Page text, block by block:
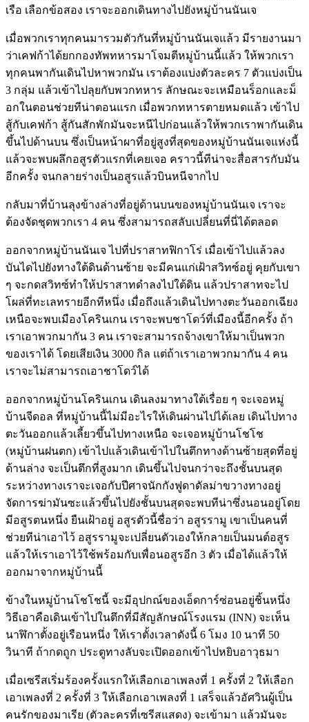
เรือ เลือกข้อสอง เราจะออกเดินทางไปยังหมู่บ้านนันเจ
เมื่อพวกเราทุกคนมารวมตัวกันที่หมู่บ้านนันเจแล้ว มีรายงานมา
ว่าเคฟก้าได้ยกกองทัพทหารมาโจมตีหมู่บ้านนี้แล้ว ให้พวกเรา
ทุกคนพากันเดินไปหาพวกมัน เราต้องแบ่งตัวละคร 7 ตัวแบ่งเป็น
3 กลุ่ม แล้วเข้าไปลุยกับพวกทหาร ลักษณะจะเหมือนร็อกและม็
อกในตอนช่วยทีน่าตอนแรก เมื่อพวกทหารตายหมดแล้ว เข้าไป
สู้กับเคฟก้า สู้กันสักพักมันจะหนีไปก่อนแล้วให้พวกเราพากันเดิน
ขึ้นไปด้านบน ซึ่งเป็นหน้าผาที่อยู่สูงที่สุดของหมู่บ้านนันเจแห่งนี้
แล้วจะพบผลึกอสูรตัวแรกที่เคยเจอ คราวนี้ทีน่าจะสื่อสารกับมัน
อีกครั้ง จนกลายร่างเป็นอสูรแล้วบินหนีจากไป
กลับมาที่บ้านลุงข้างล่างที่อยู่ด้านบนของหมู่บ้านนันเจ เราจะ
ต้องจัดชุดพวกเรา 4 คน ซึ่งสามารถสลับเปลี่ยนที่นี่ได้ตลอด
ออกจากหมู่บ้านนันเจ ไปที่ปราสาทฟิกาโร่ เมื่อเข้าไปแล้วลง
บันไดไปยังทางใต้ดินด้านซ้าย จะมีคนแก่เฝ้าสวิทซ์อยู่ คุยกับเขา
ๆ จะกดสวิทซ์ทำให้ปราสาทดำลงไปใต้ดิน แล้วปราสาทจะไป
โผล่ที่ทะเลทรายอีกทีหนึ่ง เมื่อถึงแล้วเดินไปทางตะวันออกเฉียง
เหนือจะพบเมืองโครินเกน เราจะพบชาโดว์ที่เมืองนี้อีกครั้ง ถ้า
เราเอาพวกมากัน 3 คน เราจะสามารถจ้างเขาให้มาเป็นพวก
ของเราได้ โดยเสียเงิน 3000 กิล แต่ถ้าเราเอาพวกมากัน 4 คน
เราจะไม่สามารถเอาชาโดว์ได้
ออกจากหมู่บ้านโครินเกน เดินลงมาทางใต้เรื่อย ๆ จะเจอหมู่
บ้านจีดอล ที่หมู่บ้านนี้ไม่มีอะไรให้เดินผ่านไปได้เลย เดินไปทาง
ตะวันออกแล้วเลี้ยวขึ้นไปทางเหนือ จะเจอหมู่บ้านโชโช
(หมู่บ้านฝนตก) เข้าไปแล้วเดินเข้าไปในตึกทางด้านซ้ายสุดที่อยู่
ด้านล่าง จะเป็นตึกที่สูงมาก เดินขึ้นไปจนกว่าจะถึงชั้นบนสุด
ระหว่างทางเราจะเจอกับปีศาจนักกังฟูดาดัลม่าขวางทางอยู่
จัดการฆ่ามันซะแล้วขึ้นไปยังชั้นบนสุดจะพบทีน่าซึ่งนอนอยู่โดย
มีอสูรตนหนึ่ง ยืนเฝ้าอยู่ อสูรตัวนี้ชื่อว่า อสูรรามู เขาเป็นคนที่
ช่วยทีน่าเอาไว้ อสูรรามูจะเปลี่ยนตัวเองให้กลายเป็นมนต์อสูร
แล้วให้เราเอาไว้ใช้พร้อมกับเพื่อนอสูรอีก 3 ตัว เมื่อได้แล้วให้
ออกมาจากหมู่บ้านนี้
ข้างในหมู่บ้านโชโชนี้ จะมีอุปกณ์ของเอ็ดการ์ซ่อนอยู่ชิ้นหนึ่ง
วิธีเอาคือเดินเข้าไปในตึกที่มีสัญลักษณ์โรงแรม (INN) จะเห็น
นาฬิกาตั้งอยู่เรือนหนึ่ง ให้เราตั้งเวลาดังนี้ 6 โมง 10 นาที 50
วินาที ถ้ากดถูก ประตูทางลับจะเปิดออกเข้าไปหยิบอาวุธมา
เมื่อเซรีสเริ่มร้องครั้งแรกให้เลือกเอาเพลงที่ 1 ครั้งที่ 2 ให้เลือก
เอาเพลงที่ 2 ครั้งที่ 3 ให้เลือกเอาเพลงที่ 1 เสร็จแล้วอัศวินผู้เป็น
คนรักของมาเรีย (ตัวละครที่เซรีสแสดง) จะเข้ามา แล้วมันจะ